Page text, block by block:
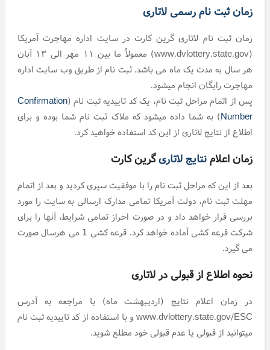
زمان ثبت نام رسمی لاتاری
زمان ثبت نام لاتاری گرین کارت در سایت اداره مهاجرت آمریکا
(www.dvlottery.state.gov) معمولاً ما بین ۱۱ مهر الی ۱۳ آبان
هر سال به مدت یک ماه می باشد. ثبت نام از طریق وب سایت اداره
مهاجرت رایگان انجام میشود.
پس از اتمام مراحل ثبت نام، یک کد تاییدیه ثبت نام ( Confirmation
Number) به شما داده میشود که ملاک ثبت نام شما بوده و برای
اطلاع از نتایج لاتاری از این کد استفاده خواهید کرد.
زمان اعلامنتایج لاتاریگرین کارت
بعد از این که مراحل ثبت نام را با موفقیت سپری کردید و بعد از اتمام
مهلت ثبت نام، دولت آمریکا تمامی مدارک ارسالی به سایت را مورد
بررسی قرار خواهد داد و در صورت احراز تمامی شرایط، آنها را برای
شرکت قرعه کشی آماده خواهد کرد. قرعه کشی 1 می هرسال صورت
می گیرد.
نحوه اطلاع از قبولی در لاتاری
در زمان اعلام نتایج (اردیبهشت ماه) با مراجعه به آدرس
www.dvlottery.state.gov/ESC و با استفاده از کد تاییدیه ثبت نام
میتوانید از قبولی یا عدم قبولی خود مطلع شوید.